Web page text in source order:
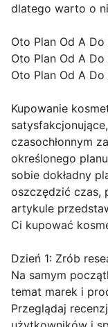
dlatego warto o
Oto Plan Od A Do
Oto Plan Od A
Oto Plan Od A
Kupowanie
czasochłonnym
określonego
sobie dokładny
oszczędzić czas,
artykule
Ci kupować
Dzień 1: Zrób
Na samym
temat marek i
Przeglądaj